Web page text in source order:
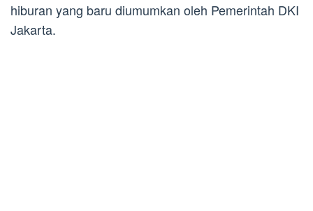
hiburan yang baru diumumkan oleh Pemerintah DKI
Jakarta.